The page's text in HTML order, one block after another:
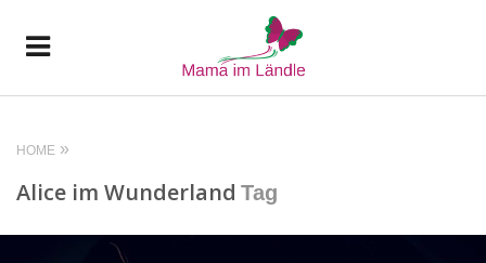
HOME
Alice im Wunderland Tag